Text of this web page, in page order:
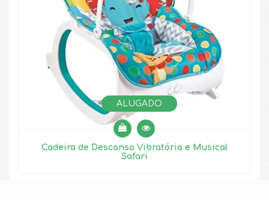
ALUGADO
Cadeira de Descanso Vibratória e Musical
Safari